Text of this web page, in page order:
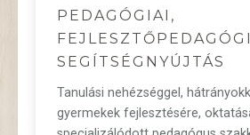
PEDAGÓGIAI,
SEGÍTSÉGNYÚJTÁS
Tanulási nehézséggel,
gyermekek fejlesztésére,